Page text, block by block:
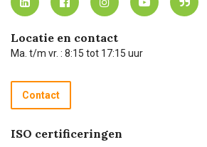
Carel Lurvink App
Hulp op afstand
Technische dienst
Recycle programma
Betalen
Carel Lurvink Blog
Carel de podcast
Locatie en contact
Ma. t/m vr. : 8:15 tot 17:15 uur
Contact
ISO certificeringen